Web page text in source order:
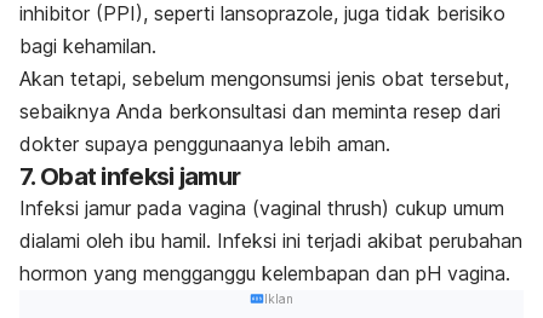
inhibitor (PPI), seperti lansoprazole, juga tidak berisiko
bagi kehamilan.
Akan tetapi, sebelum mengonsumsi jenis obat tersebut,
sebaiknya Anda berkonsultasi dan meminta resep dari
dokter supaya penggunaanya lebih aman.
7. Obat infeksi jamur
Infeksi jamur pada vagina (vaginal thrush) cukup umum
dialami oleh ibu hamil. Infeksi ini terjadi akibat perubahan
hormon yang mengganggu kelembapan dan pH vagina.
Iklan